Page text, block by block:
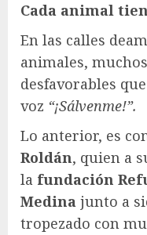
Cada animal
En las calles
animales,
desfavorables
voz “¡Sálvenme!”.
Lo anterior, es
Roldán, quien a
la fundación
Medina junto a
tropezado con